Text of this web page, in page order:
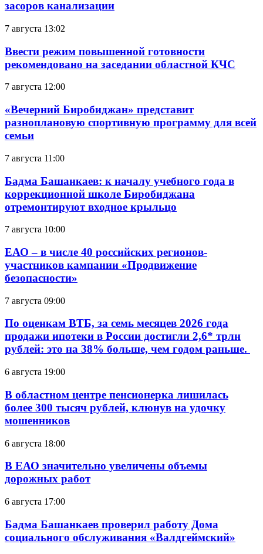
засоров канализации
7 августа 13:02
Ввести режим повышенной готовности
рекомендовано на заседании областной КЧС
7 августа 12:00
«Вечерний Биробиджан» представит
разноплановую спортивную программу для всей
семьи
7 августа 11:00
Бадма Башанкаев: к началу учебного года в
коррекционной школе Биробиджана
отремонтируют входное крыльцо
7 августа 10:00
ЕАО – в числе 40 российских регионов-
участников кампании «Продвижение
безопасности»
7 августа 09:00
По оценкам ВТБ, за семь месяцев 2026 года
продажи ипотеки в России достигли 2,6* трлн
рублей: это на 38% больше, чем годом раньше.
6 августа 19:00
В областном центре пенсионерка лишилась
более 300 тысяч рублей, клюнув на удочку
мошенников
6 августа 18:00
В ЕАО значительно увеличены объемы
дорожных работ
6 августа 17:00
Бадма Башанкаев проверил работу Дома
социального обслуживания «Валдгеймский»